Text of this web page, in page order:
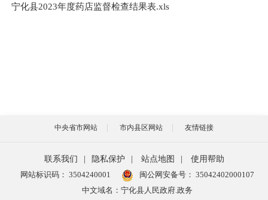
宁化县2023年度药店监督检查结果表.xls
中央省市网站 市内县区网站 友情链接
联系我们 | 隐私保护 | 站点地图 |
使用帮助
网站标识码： 3504240001
闽公网安备号： 35042402000107
中文域名：宁化县人民政府.政务